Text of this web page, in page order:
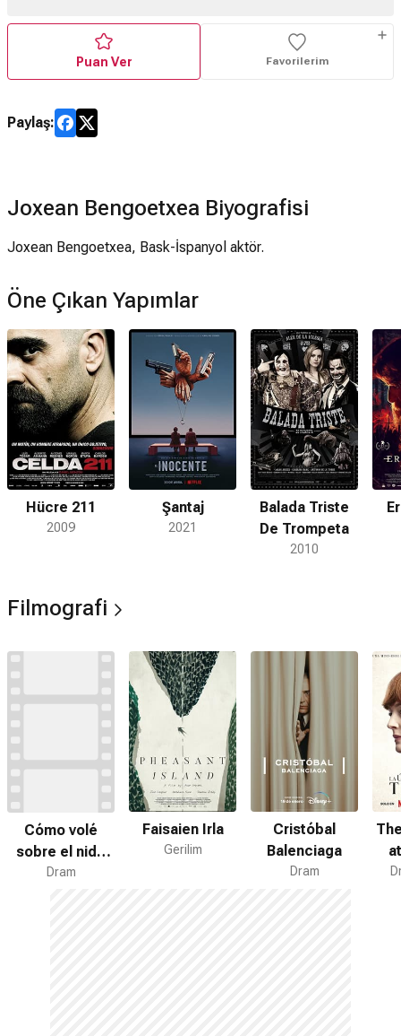
Puan Ver Favorilerim
Paylaş:
Joxean Bengoetxea Biyografisi
Joxean Bengoetxea, Bask-İspanyol aktör.
Öne Çıkan Yapımlar
Hücre 211
2009
Şantaj
2021
Balada Triste
De Trompeta
2010
Filmografi
Cómo volé
sobre el nido
del cuco
Dram
Faisaien Irla
Gerilim
Cristóbal
Balenciaga
Dram